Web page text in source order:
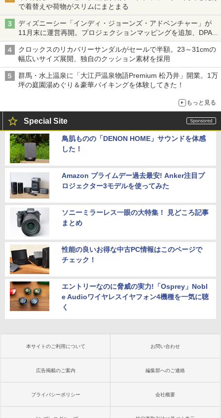
で着替えや荷物がスリムにまとまる
ディズニーシー「インディ・ジョーンズ・アドベンチャー」が
11月末に運営再開。プロジェクションマッピングを追加、DPA
は1500円
クロックスのリカバリーサンダルがセールで半額。23～31cmの
幅広いサイズ展開、独自のクッション素材を採用
群馬・水上温泉に「大江戸温泉物語Premium 松乃井」開業。1万
坪の庭園湯めぐり＆豪華バイキングを体験してきた！
もっと見る
Special Site
鳥肌ものの「DENON HOME」サウンドを体感
した！
Amazon プライムデー過去最安! Anker注目プ
ロジェクター3モデルを使ってみた
ソニーミラーレス一眼の大特集！ 見どころ記事
まとめ
性能の良いお得な中古PC情報はこのページで
チェック！
エントリーなのに脅威の実力!「Osprey」Nobl
e Audioワイヤレスイヤフォン4機種を一気に聴
く
本サイトのご利用について お問い合わせ
広告掲載のご案内 編集部へのご連絡
プライバシーポリシー 会社概要